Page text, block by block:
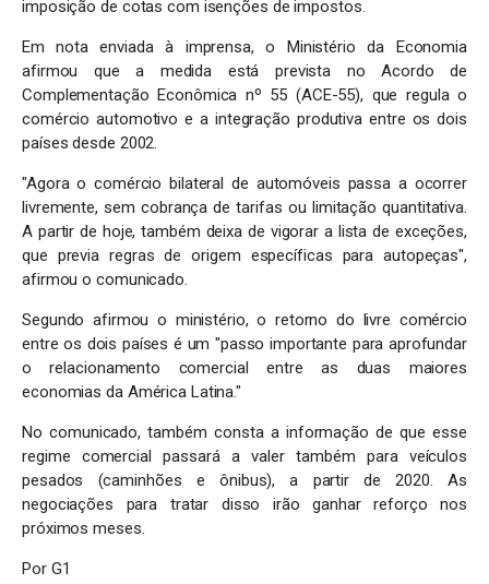
imposição de cotas com isenções de impostos.
Em nota enviada à imprensa, o Ministério da Economia
afirmou que a medida está prevista no Acordo de
Complementação Econômica nº 55 (ACE-55), que regula o
comércio automotivo e a integração produtiva entre os dois
países desde 2002.
"Agora o comércio bilateral de automóveis passa a ocorrer
livremente, sem cobrança de tarifas ou limitação quantitativa.
A partir de hoje, também deixa de vigorar a lista de exceções,
que previa regras de origem específicas para autopeças",
afirmou o comunicado.
Segundo afirmou o ministério, o retorno do livre comércio
entre os dois países é um "passo importante para aprofundar
o relacionamento comercial entre as duas maiores
economias da América Latina."
No comunicado, também consta a informação de que esse
regime comercial passará a valer também para veículos
pesados (caminhões e ônibus), a partir de 2020. As
negociações para tratar disso irão ganhar reforço nos
próximos meses.
Por G1